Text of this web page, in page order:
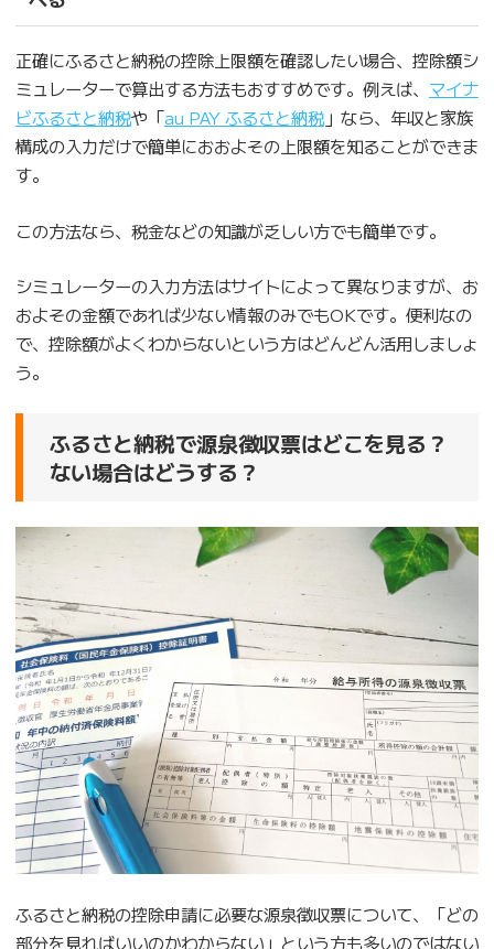
正確にふるさと納税の控除上限額を確認したい場合、控除額シ
ミュレーターで算出する方法もおすすめです。例えば、 マイナ
ビふるさと納税や「au PAY ふるさと納税」なら、年収と家族
構成の入力だけで簡単におおよその上限額を知ることができま
す。
この方法なら、税金などの知識が乏しい方でも簡単です。
シミュレーターの入力方法はサイトによって異なりますが、お
およその金額であれば少ない情報のみでもOKです。便利なの
で、控除額がよくわからないという方はどんどん活用しましょ
う。
ふるさと納税で源泉徴収票はどこを見る？
ない場合はどうする？
ふるさと納税の控除申請に必要な源泉徴収票について、「どの
部分を見ればいいのかわからない」という方も多いのではない